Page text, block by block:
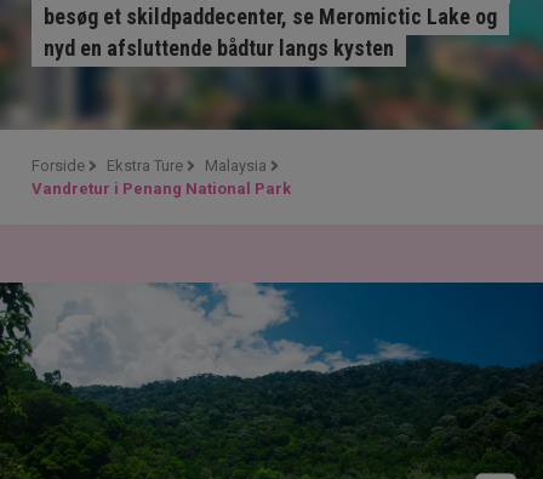
besøg et skildpaddecenter, se Meromictic Lake og
nyd en afsluttende bådtur langs kysten
Forside Ekstra Ture
Malaysia
Vandretur i Penang National Park